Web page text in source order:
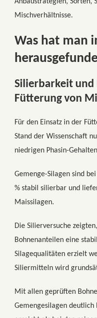
Mischverhältnisse.
Was hat man
Silierbarkeit
Fütterung von
Für den Einsatz in der
Stand der Wissenschaft
niedrigen Phasin-
Gemenge-Silagen sind
% stabil silierbar und
Maissilagen.
Die Silierversuche
Bohnenanteilen eine
Silagequalitäten erzielt
Siliermitteln wird
Mit allen geprüften
Gemengesilagen